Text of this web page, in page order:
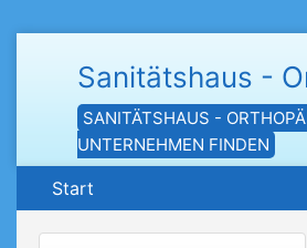
Sanitätshaus -
SANITÄTSHAUS -
UNTERNEHMEN FINDEN
Start